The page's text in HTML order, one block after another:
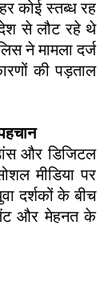
कोई स्तब्ध रह
से लौट रहे थे
ने मामला दर्ज
की पड़ताल
और डिजिटल
मीडिया पर
दर्शकों के बीच
और मेहनत के